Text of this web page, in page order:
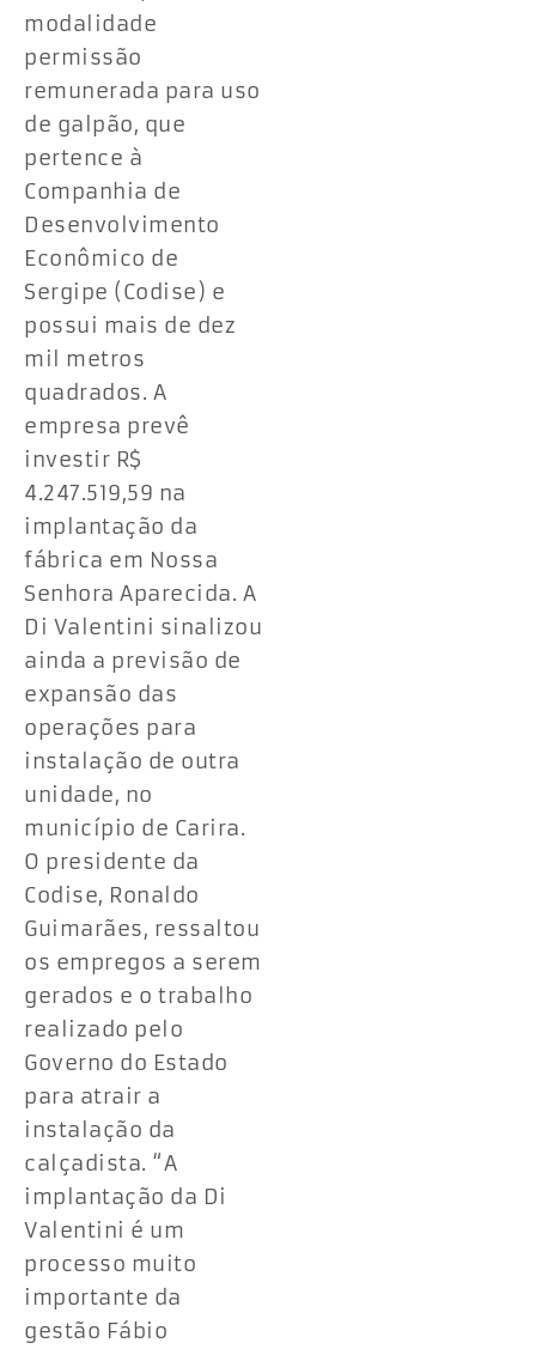
modalidade
permissão
remunerada para uso
de galpão, que
pertence à
Companhia de
Desenvolvimento
Econômico de
Sergipe (Codise) e
possui mais de dez
mil metros
quadrados. A
empresa prevê
investir R$
4.247.519,59 na
implantação da
fábrica em Nossa
Senhora Aparecida. A
Di Valentini sinalizou
ainda a previsão de
expansão das
operações para
instalação de outra
unidade, no
município de Carira.
O presidente da
Codise, Ronaldo
Guimarães, ressaltou
os empregos a serem
gerados e o trabalho
realizado pelo
Governo do Estado
para atrair a
instalação da
calçadista. “A
implantação da Di
Valentini é um
processo muito
importante da
gestão Fábio